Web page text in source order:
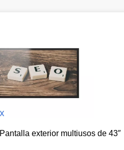
Pantalla exterior multiusos de 43″